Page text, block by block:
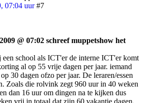
07:04 uur #7
@ 07:02 schreef muppetshow het
een school als ICT'er de interne ICT'er komt
al op 55 vrije dagen per jaar. iemand
30 dagen ofzo per jaar. De leraren/essen
Zoals die rolvink zegt 960 uur in 40 weken
dan 16 uur om dingen na te kijken dus
vrij in totaal dat zijn 60 vakantie dagen.